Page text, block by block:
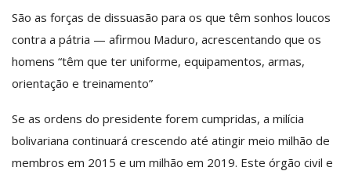
São as forças de dissuasão para os que têm sonhos loucos
contra a pátria — afirmou Maduro, acrescentando que os
homens “têm que ter uniforme, equipamentos, armas,
orientação e treinamento”
Se as ordens do presidente forem cumpridas, a milícia
bolivariana continuará crescendo até atingir meio milhão de
membros em 2015 e um milhão em 2019. Este órgão civil e